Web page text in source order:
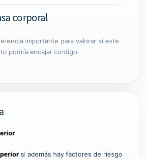
corporal
importante para valorar si este
podría encajar contigo.
si además hay factores de riesgo